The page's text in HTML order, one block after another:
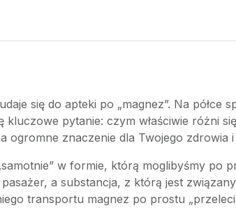
się do apteki po „magnez”. Na półce
pytanie: czym właściwie różni
ogromne znaczenie dla Twojego zdrowia
w formie, którą moglibyśmy po
a substancja, z którą jest
transportu magnez po prostu